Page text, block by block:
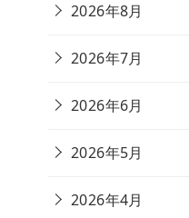
2026年8月
2026年7月
2026年6月
2026年5月
2026年4月